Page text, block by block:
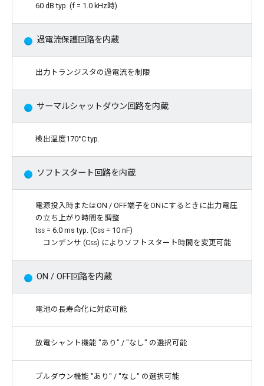
60 dB typ. (f = 1.0 kHz時)
過電流保護回路を内蔵
出力トランジスタの過電流を制限
サーマルシャットダウン回路を内蔵
検出温度170°C typ.
ソフトスタート回路を内蔵
電源投入時またはON / OFF端子をONにするときに出力電圧
の立ち上がり時間を調整
tss = 6.0 ms typ. (Css = 10 nF)
コンデンサ (Css) によりソフトスタート時間を変更可能
ON / OFF回路を内蔵
電池の長寿命化に対応可能
放電シャント機能 "あり" / "なし" の選択可能
プルダウン機能 "あり" / "なし" の選択可能